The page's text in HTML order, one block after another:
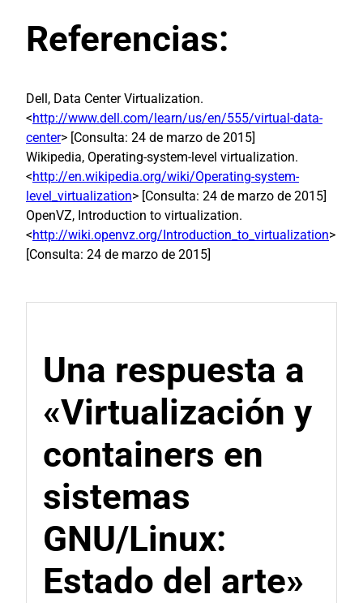
Referencias:
Dell, Data Center Virtualization.
<http://www.dell.com/learn/us/en/555/virtual-data-
center> [Consulta: 24 de marzo de 2015]
Wikipedia, Operating-system-level virtualization.
<http://en.wikipedia.org/wiki/Operating-system-
level_virtualization> [Consulta: 24 de marzo de 2015]
OpenVZ, Introduction to virtualization.
<http://wiki.openvz.org/Introduction_to_virtualization>
[Consulta: 24 de marzo de 2015]
Una respuesta a
«Virtualización y
containers en
sistemas
GNU/Linux:
Estado del arte»